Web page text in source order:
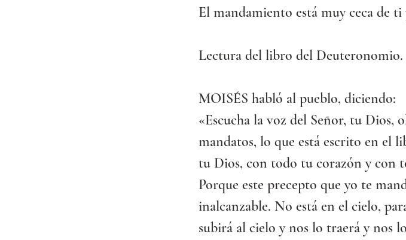
El mandamiento está muy ceca de
Lectura del libro del Deuteronomio.
MOISÉS habló al pueblo, diciendo:
«Escucha la voz del Señor, tu Dios,
mandatos, lo que está escrito en el
tu Dios, con todo tu corazón y con
Porque este precepto que yo te
inalcanzable. No está en el cielo,
subirá al cielo y nos lo traerá y nos